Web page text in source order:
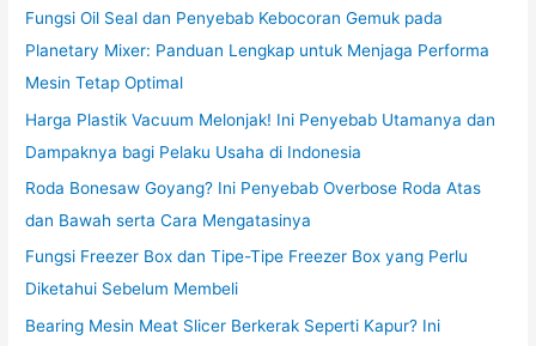
Fungsi Oil Seal dan Penyebab Kebocoran Gemuk pada
Planetary Mixer: Panduan Lengkap untuk Menjaga Performa
Mesin Tetap Optimal
Harga Plastik Vacuum Melonjak! Ini Penyebab Utamanya dan
Dampaknya bagi Pelaku Usaha di Indonesia
Roda Bonesaw Goyang? Ini Penyebab Overbose Roda Atas
dan Bawah serta Cara Mengatasinya
Fungsi Freezer Box dan Tipe-Tipe Freezer Box yang Perlu
Diketahui Sebelum Membeli
Bearing Mesin Meat Slicer Berkerak Seperti Kapur? Ini